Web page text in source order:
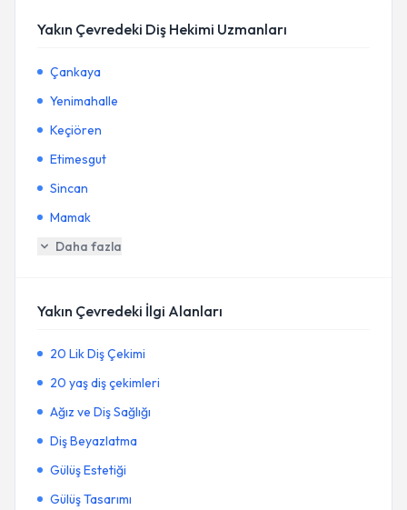
Yakın Çevredeki Diş Hekimi Uzmanları
Çankaya
Yenimahalle
Keçiören
Etimesgut
Sincan
Mamak
Daha fazla
Yakın Çevredeki İlgi Alanları
20 Lik Diş Çekimi
20 yaş diş çekimleri
Ağız ve Diş Sağlığı
Diş Beyazlatma
Gülüş Estetiği
Gülüş Tasarımı